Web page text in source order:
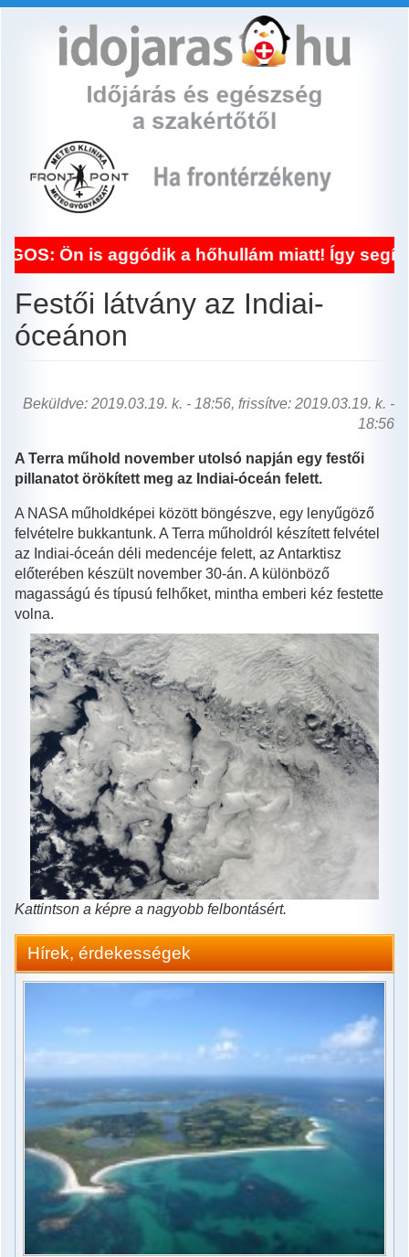
Ön is aggódik a hőhullám miatt! Így segít a
Festői látvány az Indiai-
óceánon
Beküldve: 2019.03.19. k. - 18:56, frissítve: 2019.03.19. k. -
18:56
A Terra műhold november utolsó napján egy festői
pillanatot örökített meg az Indiai-óceán felett.
A NASA műholdképei között böngészve, egy lenyűgöző
felvételre bukkantunk. A Terra műholdról készített felvétel
az Indiai-óceán déli medencéje felett, az Antarktisz
előterében készült november 30-án. A különböző
magasságú és típusú felhőket, mintha emberi kéz festette
volna.
Kattintson a képre a nagyobb felbontásért.
Hírek, érdekességek